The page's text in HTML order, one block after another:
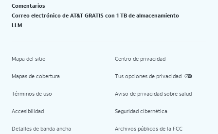
Comentarios
Correo electrónico de AT&T GRATIS con 1 TB de almacenamiento
LLM
Mapa del sitio
Mapas de cobertura
Términos de uso
Accesibilidad
Detalles de banda ancha
Centro de privacidad
Tus opciones de privacidad
Aviso de privacidad sobre salud
Seguridad cibernética
Archivos públicos de la FCC